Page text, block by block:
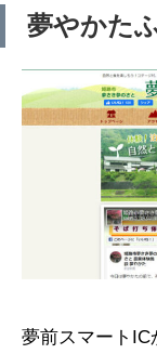
夢やかた
夢前スマートIC